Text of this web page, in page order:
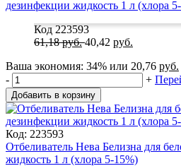
Код 223593
61,18руб. 40,42 руб.
Ваша экономия: 34% или 20,76 руб.
-
+
Добавить в корзину
Код: 223593
Отбеливатель Нева Белизна для
жидкость 1 л (хлора 5-15%)